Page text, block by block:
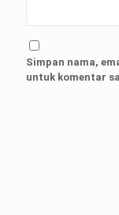
Simpan nama,
untuk komentar